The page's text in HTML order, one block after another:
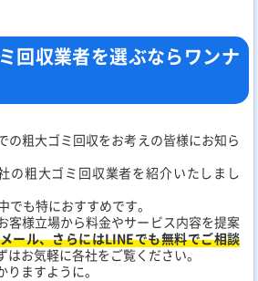
回収業者を選ぶならワンナ
の粗大ゴミ回収をお考えの皆様にお知ら
の粗大ゴミ回収業者を紹介いたしまし
でも特におすすめです。
客様立場から料金やサービス内容を提案
ール、さらにはLINEでも無料でご相談
はお気軽に各社をご覧ください。
ますように。